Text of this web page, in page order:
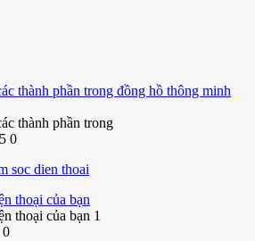
thành phần trong đồng hồ thông minh
thành phần trong
0
thoại của bạn
thoại của bạn 1
0